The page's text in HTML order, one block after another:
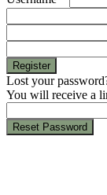
Register
Lost your
You will receive a
Reset Password